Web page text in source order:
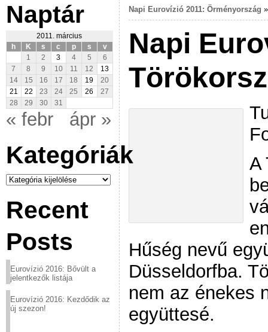
Naptár
2011. március
h
K s c p s
v
1
2 3 4 5
6
7
8 9 10 11 12
13
14
15 16 17 18 19
20
21
22 23 24 25 26
27
28
29 30 31
« febr ápr »
Kategóriák
Kategóriák
Recent
Posts
Eurovízió 2016: Bővült a
jelentkezők listája
Eurovízió 2016: Kezdődik az
új szezon!
Napi Eurovízió 2011: Örményország
Napi
A
Hűség nevű
Düsseldorfba.
nem az énekes
együttesé.